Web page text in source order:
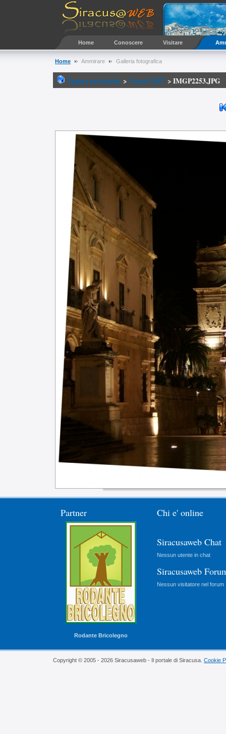
Home Conoscere Visitare
Home Ammirare Galleria fotografica
Pagina principale > Natale 2007 > IMGP2253.JPG
Partner
Rodante Bricolegno
Chi e' online
Siracusaweb Chat
Nessun utente in chat
Siracusaweb
Nessun visitatore nel forum
Copyright © 2005 - 2026 Siracusaweb - Il portale di Siracusa. Cookie